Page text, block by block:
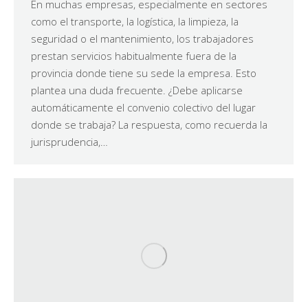
En muchas empresas, especialmente en sectores
como el transporte, la logística, la limpieza, la
seguridad o el mantenimiento, los trabajadores
prestan servicios habitualmente fuera de la
provincia donde tiene su sede la empresa. Esto
plantea una duda frecuente. ¿Debe aplicarse
automáticamente el convenio colectivo del lugar
donde se trabaja? La respuesta, como recuerda la
jurisprudencia,…